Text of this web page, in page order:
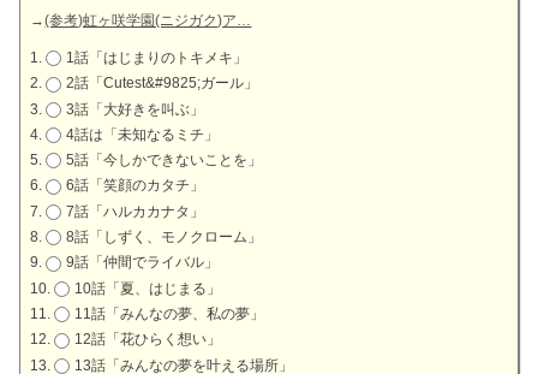
→(参考)虹ヶ咲学園(ニジガク)ア…
1話「はじまりのトキメキ」
2話「Cutest&#9825;ガール」
3話「大好きを叫ぶ」
4話は「未知なるミチ」
5話「今しかできないことを」
6話「笑顔のカタチ」
7話「ハルカカナタ」
8話「しずく、モノクローム」
9話「仲間でライバル」
10話「夏、はじまる」
11話「みんなの夢、私の夢」
12話「花ひらく想い」
13話「みんなの夢を叶える場所」